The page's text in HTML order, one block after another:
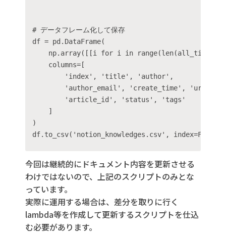
# データフレーム化して保存
df = pd.DataFrame(
np.array([[i for i in
    columns=[
    ]
)
df.to_csv('notion_knowledges.csv',
今回は継続的にドキュメント内容を更新させる
わけではないので、上記のスクリプトのみとな
っています。
実際に運用する場合は、差分を取りに行く
lambda等を作成して更新するスクリプトを仕込
む必要があります。